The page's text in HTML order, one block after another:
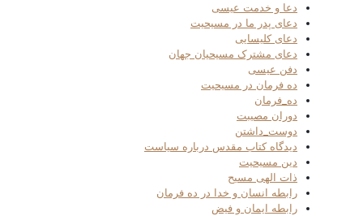
دعا و خدمت عیسی
دعای پدر ما در مسیحیت
دعای کلیسایی
دعای مشترک مسیحیان جهان
دفن عیسی
ده فرمان در مسیحیت
ده_فرمان
دوران مصیبت
دوست_داشتن
دیدگاه کتاب مقدس درباره سیاست
دین مسیحیت
ذات الهی مسیح
رابطه انسان و خدا در ده فرمان
رابطه ایمان و فیض